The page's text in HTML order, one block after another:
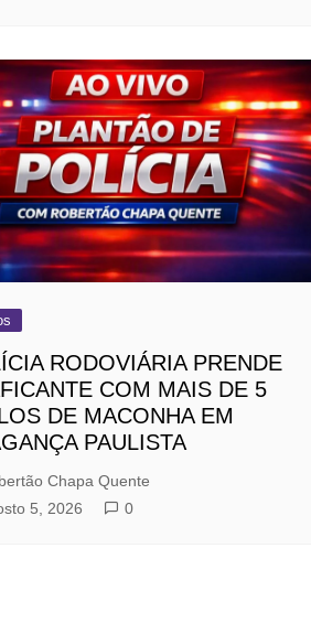
RODOVIÁRIA PRENDE
COM MAIS DE 5
DE MACONHA EM
PAULISTA
Chapa Quente
5, 2026
0